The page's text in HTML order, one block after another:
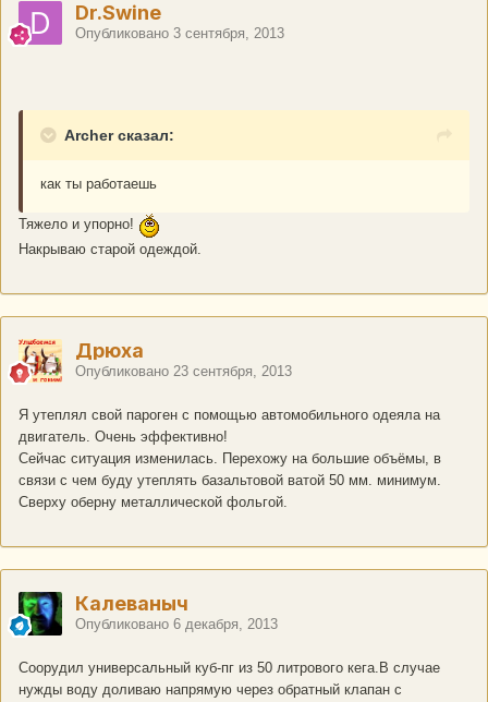
Dr.Swine
Опубликовано 3 сентября, 2013
Archer сказал:
как ты работаешь
Тяжело и упорно!
Накрываю старой одеждой.
Дрюха
Опубликовано 23 сентября, 2013
Я утеплял свой пароген с помощью автомобильного одеяла на
двигатель. Очень эффективно!
Сейчас ситуация изменилась. Перехожу на большие объёмы, в
связи с чем буду утеплять базальтовой ватой 50 мм. минимум.
Сверху оберну металлической фольгой.
Калеваныч
Опубликовано 6 декабря, 2013
Соорудил универсальный куб-пг из 50 литрового кега.В случае
нужды воду доливаю напрямую через обратный клапан с